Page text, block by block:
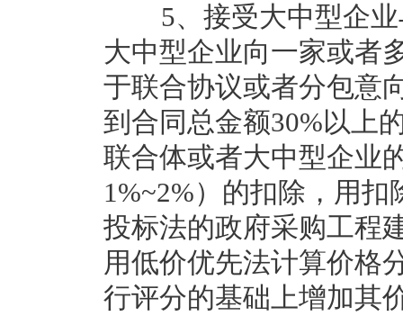
5、接受大中型企业
大中型企业向一家或者
于联合协议或者分包意
到合同总金额30%以上
联合体或者大中型企业
1%~2%）的扣除，用
投标法的政府采购工程
用低价优先法计算价格
行评分的基础上增加其